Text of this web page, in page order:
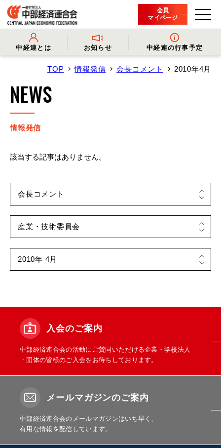
会員
マイページ
中経連とは
- 会長挨拶
- 役員名簿
- 会員一覧
お知らせ
- プレスリリース
- 会長コメント
- イベント・セミナー
中経連の行事予定
TOP 情報発信 会長コメント 2010年4月
NEWS
情報発信
該当する記事はありません。
入会のご案内
中部経済連合会の活動にご賛同いただける企業・学校法人
・団体の皆様のご入会をお待ちしております。
メールマガジンのご案内
中部経済連合会のメールマガジンはいち早く、
有用な情報を配信しています。